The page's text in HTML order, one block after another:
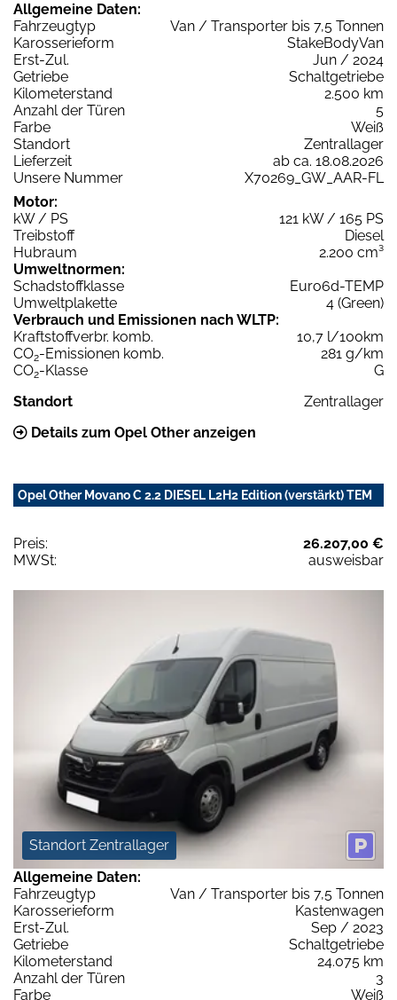
Allgemeine Daten:
Fahrzeugtyp
Van / Transporter bis 7,5 Tonnen
Karosserieform
StakeBodyVan
Erst-Zul.
Jun / 2024
Getriebe
Schaltgetriebe
Kilometerstand
2.500 km
Anzahl der Türen
5
Farbe
Weiß
Standort
Zentrallager
Lieferzeit
ab ca. 18.08.2026
Unsere Nummer
X70269_GW_AAR-FL
Motor:
kW / PS
121 kW / 165 PS
Treibstoff
Diesel
Hubraum
2.200 cm³
Umweltnormen:
Schadstoffklasse
Euro6d-TEMP
Umweltplakette
4 (Green)
Verbrauch und Emissionen nach WLTP:
Kraftstoffverbr. komb.
10,7 l/100km
CO2-Emissionen komb.
281 g/km
CO2-Klasse
G
Standort
Zentrallager
Details zum Opel Other anzeigen
Opel Other Movano C 2.2 DIESEL L2H2 Edition (verstärkt) TEM
Preis:
26.207,00 €
MWSt:
ausweisbar
Standort Zentrallager
Allgemeine Daten:
Fahrzeugtyp
Van / Transporter bis 7,5 Tonnen
Karosserieform
Kastenwagen
Erst-Zul.
Sep / 2023
Getriebe
Schaltgetriebe
Kilometerstand
24.075 km
Anzahl der Türen
3
Farbe
Weiß